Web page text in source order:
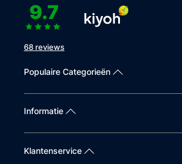
9.7
68 reviews
Populaire Categorieën
Informatie
Klantenservice